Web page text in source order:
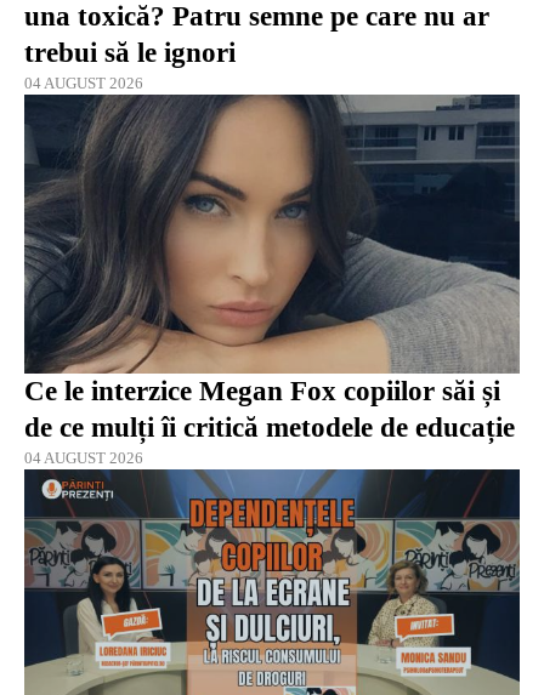
una toxică? Patru semne pe care nu ar
trebui să le ignori
04 AUGUST 2026
Ce le interzice Megan Fox copiilor săi și
de ce mulți îi critică metodele de educație
04 AUGUST 2026